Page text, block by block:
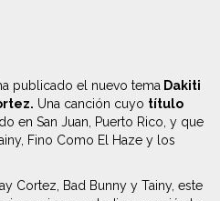
publicado el nuevo tema Dakiti
Una canción cuyo título
en San Juan, Puerto Rico, y que
Fino Como El Haze y los
Cortez, Bad Bunny y Tainy, este